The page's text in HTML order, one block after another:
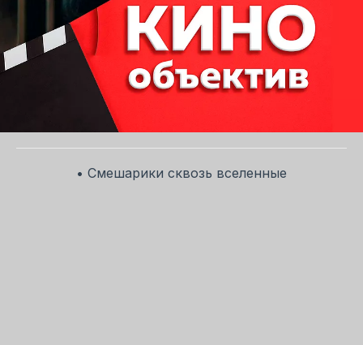
• Смешарики сквозь вселенные